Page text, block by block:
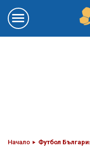
Начало Футбол